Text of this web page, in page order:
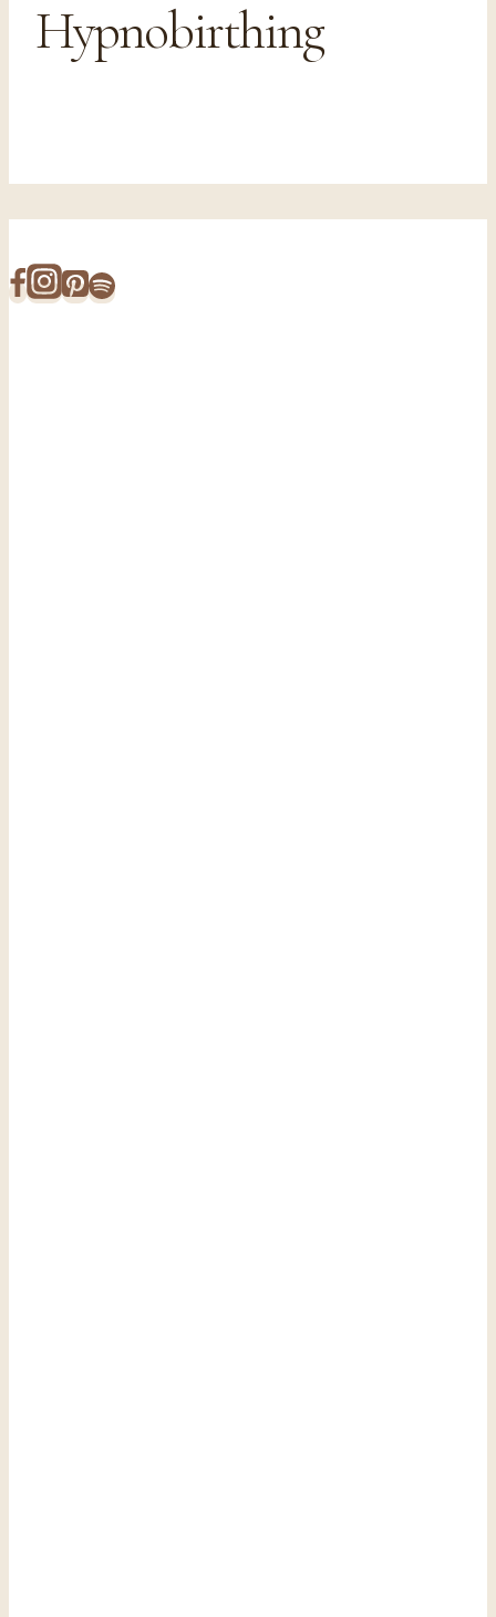
Hypnobirthing